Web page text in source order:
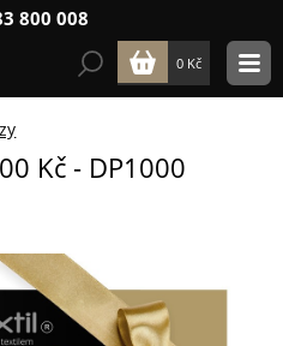
800 008
0 Kč
Kč - DP1000